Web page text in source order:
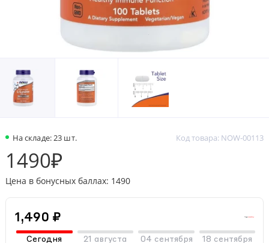
На складе: 23 шт. Код товара: NOW-00113
1490₽
Цена в бонусных баллах: 1490
1,490 ₽
Сегодня 21 августа 04 сентября 18 сентября